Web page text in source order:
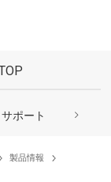
サポート
製品情報